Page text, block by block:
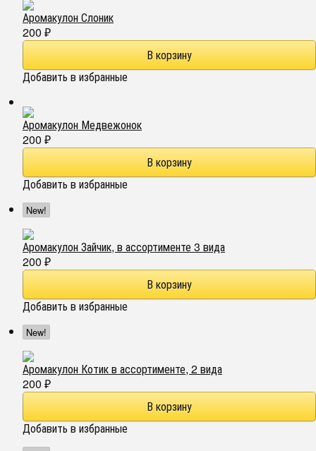
Аромакулон Слоник
200 ₽
Добавить в избранные
Аромакулон Медвежонок
200 ₽
Добавить в избранные
New!
Аромакулон Зайчик, в ассортименте 3 вида
200 ₽
Добавить в избранные
New!
Аромакулон Котик в ассортименте, 2 вида
200 ₽
Добавить в избранные